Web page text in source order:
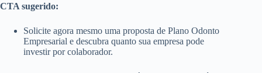
CTA sugerido:
Solicite agora mesmo uma proposta de Plano Odonto
Empresarial e descubra quanto sua empresa pode
investir por colaborador.